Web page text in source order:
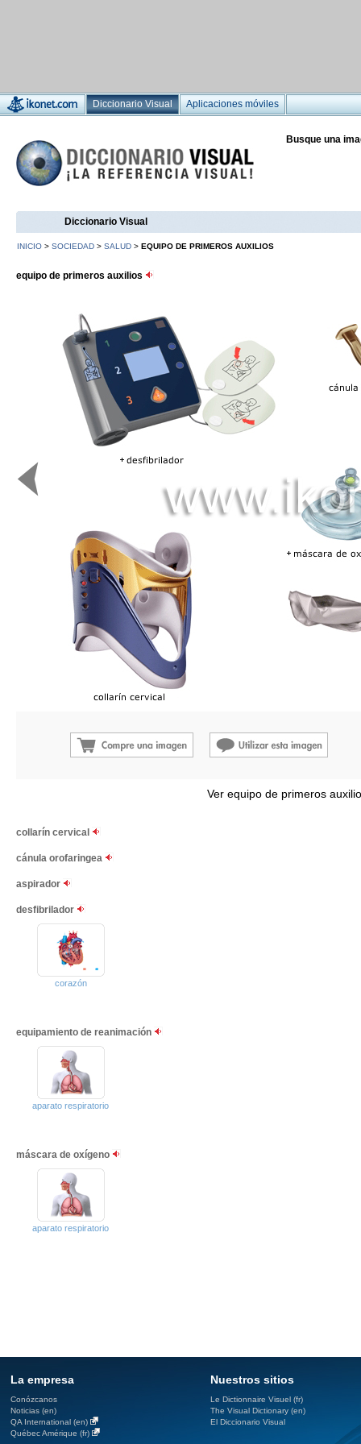
Diccionario Visual Aplicaciones móviles
Busque una
Diccionario Visual
INICIO > SOCIEDAD > SALUD > EQUIPO DE PRIMEROS AUXILIOS
equipo de primeros auxilios
Ver equipo de primeros
collarín cervical
cánula orofaringea
aspirador
desfibrilador
corazón
equipamiento de reanimación
aparato respiratorio
máscara de oxígeno
aparato respiratorio
La empresa
Conózcanos
Noticias (en)
QA International (en)
Québec Amérique (fr)
Nuestros sitios
Le Dictionnaire Visuel (fr)
The Visual Dictionary (en)
El Diccionario Visual